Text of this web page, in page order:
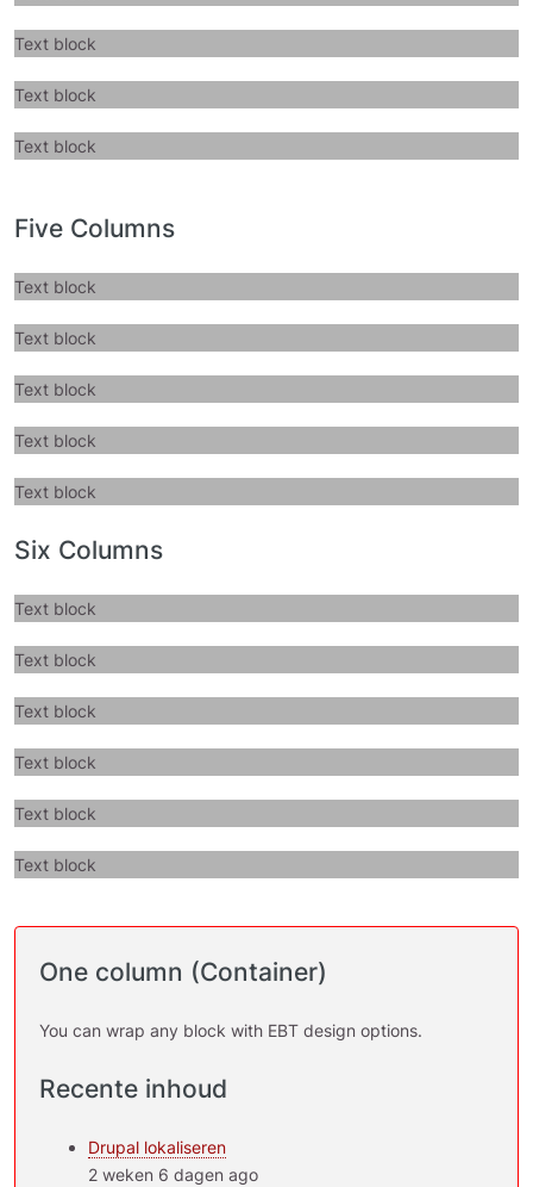
Text block
Text block
Text block
Five Columns
Text block
Text block
Text block
Text block
Text block
Six Columns
Text block
Text block
Text block
Text block
Text block
Text block
One column (Container)
You can wrap any block with EBT design options.
Recente inhoud
Drupal lokaliseren
2 weken 6 dagen ago